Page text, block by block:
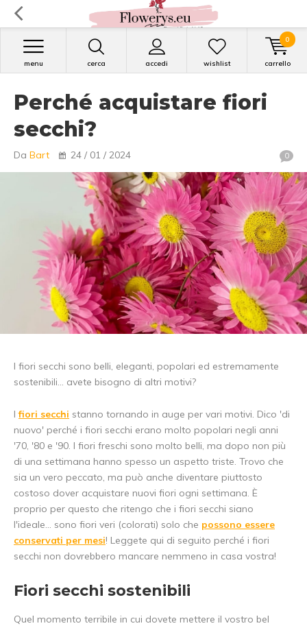
cerca accedi
menu wishlist carrello
0
Perché acquistare fiori
secchi?
Da Bart 24 / 01 / 2024 0
I fiori secchi sono belli, eleganti, popolari ed estremamente
sostenibili... avete bisogno di altri motivi?
Ifiori secchi stanno tornando in auge per vari motivi. Dico 'di
nuovo' perché i fiori secchi erano molto popolari negli anni
'70, '80 e '90. I fiori freschi sono molto belli, ma dopo non più
di una settimana hanno spesso un aspetto triste. Trovo che
sia un vero peccato, ma può anche diventare piuttosto
costoso dover acquistare nuovi fiori ogni settimana. È
proprio per questo che ritengo che i fiori secchi siano
l'ideale... sono fiori veri (colorati) solo che possono essere
conservati per mesi! Leggete qui di seguito perché i fiori
secchi non dovrebbero mancare nemmeno in casa vostra!
Fiori secchi sostenibili
Quel momento terribile in cui dovete mettere il vostro bel